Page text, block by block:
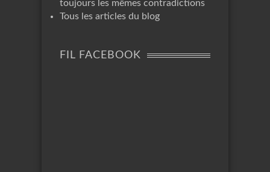
toujours les mêmes contradictions
Tous les articles du blog
FIL FACEBOOK